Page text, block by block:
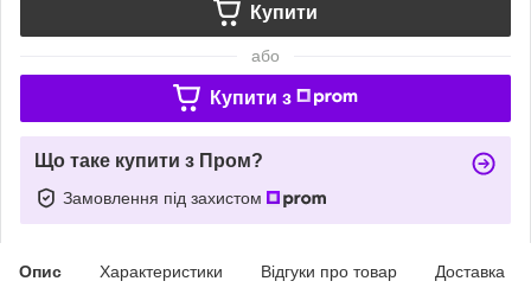
Купити
або
Купити з
Що таке купити з Пром?
Замовлення під захистом
Опис Характеристики Відгуки про товар Доставка